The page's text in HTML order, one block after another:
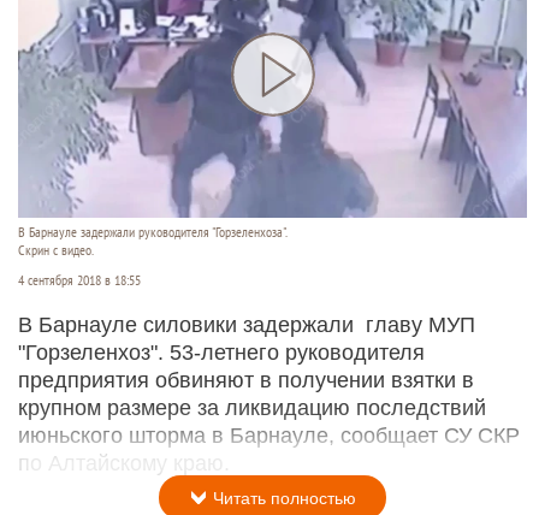
В Барнауле задержали руководителя "Горзеленхоза".
Скрин с видео.
4 сентября 2018 в 18:55
В Барнауле силовики задержали главу МУП
"Горзеленхоз". 53-летнего руководителя
предприятия обвиняют в получении взятки в
крупном размере за ликвидацию последствий
июньского шторма в Барнауле, сообщает СУ СКР
по Алтайскому краю.
Читать полностью